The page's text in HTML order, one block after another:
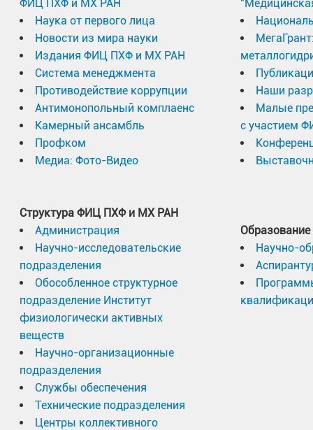
ФИЦ ПХФ и МХ РАН
Наука от первого лица
Новости из мира науки
Издания ФИЦ ПХФ и МХ РАН
Система менеджмента
Противодействие коррупции
Антимонопольный комплаенс
Камерный ансамбль
Профком
Медиа: Фото-Видео
Структура ФИЦ ПХФ и МХ РАН
Администрация
Научно-исследовательские
подразделения
Обособленное структурное
подразделение Институт
физиологически активных
веществ
Научно-организационные
подразделения
Службы обеспечения
Технические подразделения
Центры коллективного
Наши
Малые
с участием
Образование
Научно-